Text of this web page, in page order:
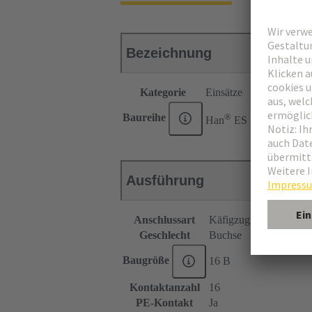
Bezeichnung
Kategorie Einsätze
Baureihe Han® ES
Ausführung
Anschlussart
Geschlecht
Buchse
Baugröße 16 B
Kontaktanzahl
16
PE-Kontakt
Ja